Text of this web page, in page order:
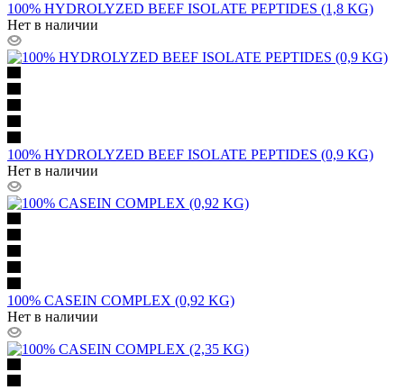
100% HYDROLYZED BEEF ISOLATE PEPTIDES (1,8 KG)
Нет в наличии
100% HYDROLYZED BEEF ISOLATE PEPTIDES (0,9 KG)
Нет в наличии
100% CASEIN COMPLEX (0,92 KG)
Нет в наличии